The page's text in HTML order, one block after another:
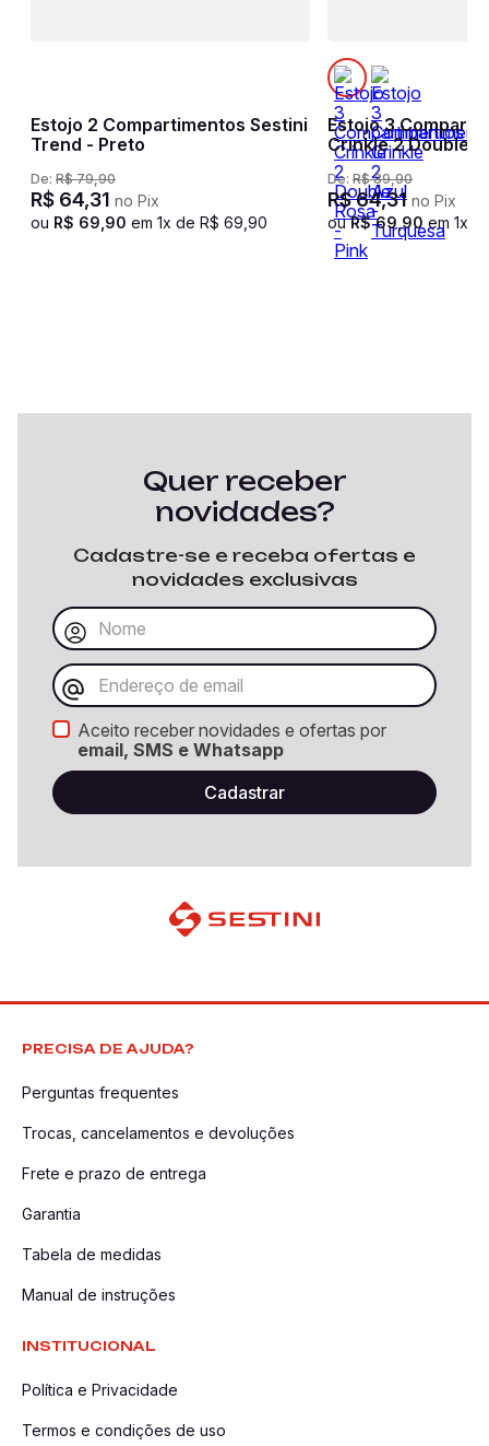
Estojo 2 Compartimentos Sestini
Trend - Preto
De: R$ 79,90
R$ 64,31 no Pix
ou R$ 69 90 em 1x de R$ 69 90
Estojo 3
Crinkle 2 Double
De: R$ 89,90
R$64,31no Pix
ouR$ 69 90 em 1x
Quer receber
novidades?
Cadastre-se e receba ofertas e
novidades exclusivas
Aceito receber novidades e ofertas por
email, SMS e Whatsapp
PRECISA DE AJUDA?
Perguntas frequentes
Trocas, cancelamentos e devoluções
Frete e prazo de entrega
Garantia
Tabela de medidas
Manual de instruções
INSTITUCIONAL
Política e Privacidade
Termos e condições de uso